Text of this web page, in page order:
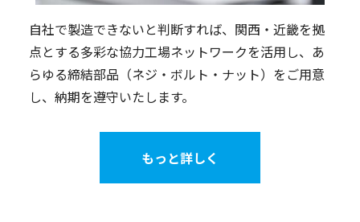
自社で製造できないと判断すれば、関西・近畿を拠
点とする多彩な協力工場ネットワークを活用し、あ
らゆる締結部品（ネジ・ボルト・ナット）をご用意
し、納期を遵守いたします。
もっと詳しく